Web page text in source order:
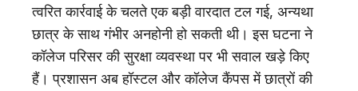
त्वरित कार्रवाई के चलते एक बड़ी वारदात टल गई, अन्यथा
छात्र के साथ गंभीर अनहोनी हो सकती थी। इस घटना ने
कॉलेज परिसर की सुरक्षा व्यवस्था पर भी सवाल खड़े किए
हैं। प्रशासन अब हॉस्टल और कॉलेज कैंपस में छात्रों की